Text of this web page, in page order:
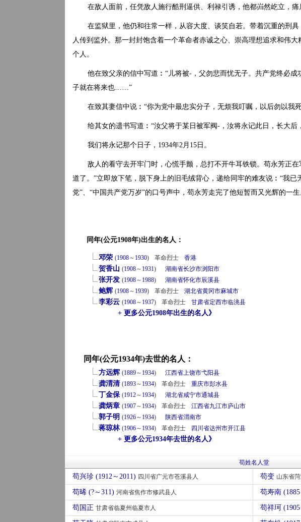
在敌人面前，任凭敌人施行酷刑逼供、利禄引诱，他都岿然屹立，痛
在监狱里，他仍和往常一样，从容大度、谈笑自若。带着沉重的刑
人传到监外。那一封封饱含着一个革命者赤诚之心、崇高理想追求和伟
个人。
他在致父亲的信中写道︰“儿将被-，父勿悲而忧无子。共产党终必
子就在将来也……”
在致其妻信中说︰“你为党中最忠实分子，无烦我叮嘱，以后勿以
给其女的遗书写道︰“汝父将于某日被军阀-，汝将永记此日，长大后
我们将永记那个日子，1934年2月15日。
敌人的看守去开牢门时，心慌手颤，总打不开牛耳铁锁。苟永芳正
道了。”立即放下笔，脱下身上的旧毛绒背心，递给同牢的难友说︰“我已
党”、“中国共产党万岁”的口号声中，苟永芳走完了他短暂而又光辉的一生
同年(公元1908年)出生的名人：
邓荣 (1908～ 1930) 革命烈士 香港
贺香山 (1908～ 1931) 湖南省长沙市浏阳市
张开发 (1908～ 1988) 湖南省怀化市辰溪县
鲍辉 (1908～ 1939) 革命烈士 湖北省黄冈市麻城市
李彩云 (1908～ 1937) 革命烈士 甘肃省定西市临洮县
+ 更多公元1908年出生的名人》
同年(公元1934年)去世的名人：
方远辉 (1889～ 1934) 江西省上饶市弋阳县
龚渭清 (1893～ 1934) 革命烈士 重庆市彭水县
丁金保 (1912～ 1934) 湖北省咸宁市通城县
龚炳章 (1907～ 1934) 革命烈士 江西省九江市庐山市
郭子明 (1926～ 1934) 陕西省渭南市
蒋琼林 (1906～ 1934) 革命烈士 四川省达州市开江县
+ 更多公元1934年去世的名人》
苟姓名人堂
苟兴珍 (1912～2011) 四川省广元市苍溪县人 苟变 山东省
苟晞 (?～311) 河南省焦作市修武县人 苟寿南
苟国正 甘肃省临夏州临夏市人 苟祥珂 (1905